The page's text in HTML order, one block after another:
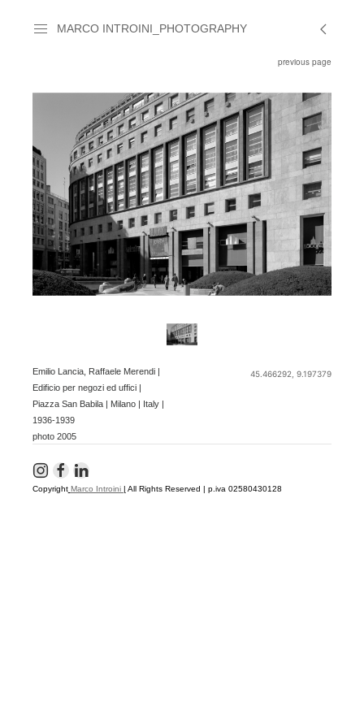
MARCO INTROINI_PHOTOGRAPHY
previous page
Emilio Lancia, Raffaele Merendi |
Edificio per negozi ed uffici |
Piazza San Babila | Milano | Italy |
1936-1939
photo 2005
45.466292, 9.197379
Copyright Marco Introini | All Rights Reserved | p.iva 02580430128